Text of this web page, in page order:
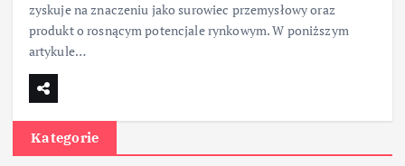
zyskuje na znaczeniu jako surowiec przemysłowy oraz
produkt o rosnącym potencjale rynkowym. W poniższym
artykule…
Kategorie